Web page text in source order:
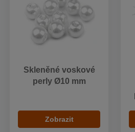
Skleněné voskové
perly Ø10 mm
Zobrazit